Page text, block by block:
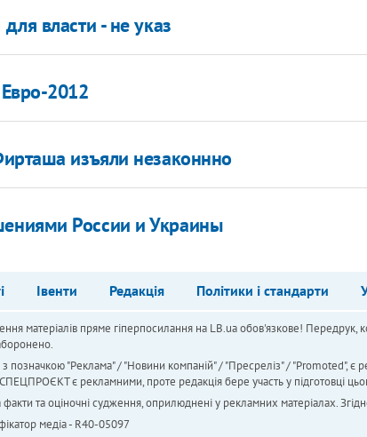
власти - не указ
2012
изъяли незаконнно
России и Украины
Івенти Редакція Політики і стандарти
матеріалів пряме гіперпосилання на LB.ua обов'язкове!
з позначкою "Реклама" / "Новини компаній" / "Пресреліз" / "Promoted",
є рекламними, проте редакція бере участь у підготовці
факти та оціночні судження, оприлюднені у рекламних матеріалах.
медіа - R40-05097